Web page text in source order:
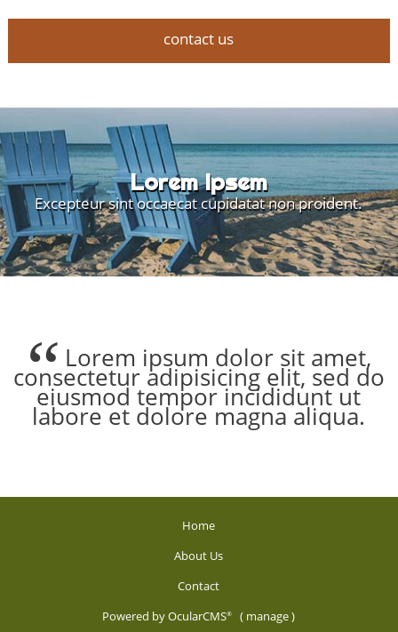
contact us
Lorem Ipsem
Excepteur sint occaecat cupidatat non proident.
Lorem ipsum dolor sit amet,
consectetur adipisicing elit, sed do
eiusmod tempor incididunt ut
labore et dolore magna aliqua.
Home
About Us
Contact
Powered byOcularCMS® ( manage)